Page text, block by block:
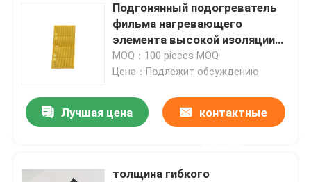
Подгонянный подогреватель
фильма нагревающего
элемента высокой изоляции
гибкий гибкий
MOQ：100 pieces MOQ
Цена：Подлежит обсуждению
Лучшая цена контактные
толщина гибкого